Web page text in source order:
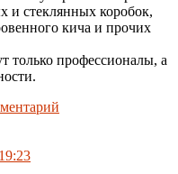
и стеклянных коробок,
кича и прочих
только профессионалы, а